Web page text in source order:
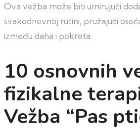
Ova vežba može biti umirujući
svakodnevnoj rutini, pružajući
između daha i pokreta.
10 osnovnih
fizikalne
Vežba “Pas